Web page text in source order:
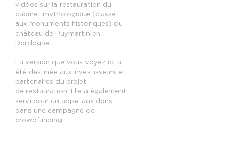
vidéos sur la restauration du
cabinet mythologique (classé
aux monuments historiques) du
château de Puymartin en
Dordogne.
La version que vous voyez ici a
été destinée aux investisseurs et
partenaires du projet
de restauration. Elle a également
servi pour un appel aux dons
dans une campagne de
crowdfunding.